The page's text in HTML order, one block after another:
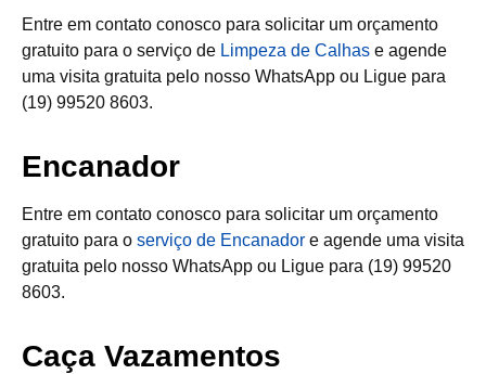
Entre em contato conosco para solicitar um orçamento
gratuito para o serviço de Limpeza de Calhas e agende
uma visita gratuita pelo nosso WhatsApp ou Ligue para
(19) 99520 8603.
Encanador
Entre em contato conosco para solicitar um orçamento
gratuito para o serviço de Encanador e agende uma visita
gratuita pelo nosso WhatsApp ou Ligue para (19) 99520
8603.
Caça Vazamentos